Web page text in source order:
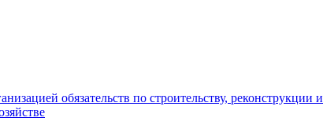
обязательств по строительству, реконструкции и